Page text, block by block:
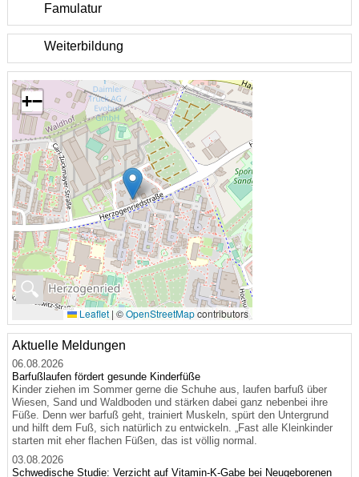
Famulatur
Weiterbildung
🔍
+−
Leaflet | ©OpenStreetMapcontributors
Aktuelle Meldungen
06.08.2026
Barfußlaufen fördert gesunde Kinderfüße
Kinder ziehen im Sommer gerne die Schuhe aus, laufen barfuß über
Wiesen, Sand und Waldboden und stärken dabei ganz nebenbei ihre
Füße. Denn wer barfuß geht, trainiert Muskeln, spürt den Untergrund
und hilft dem Fuß, sich natürlich zu entwickeln. „Fast alle Kleinkinder
starten mit eher flachen Füßen, das ist völlig normal.
03.08.2026
Schwedische Studie: Verzicht auf Vitamin-K-Gabe bei Neugeborenen